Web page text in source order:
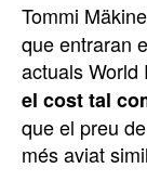
Tommi
que entraran
actuals World
el cost tal
que el preu
més aviat